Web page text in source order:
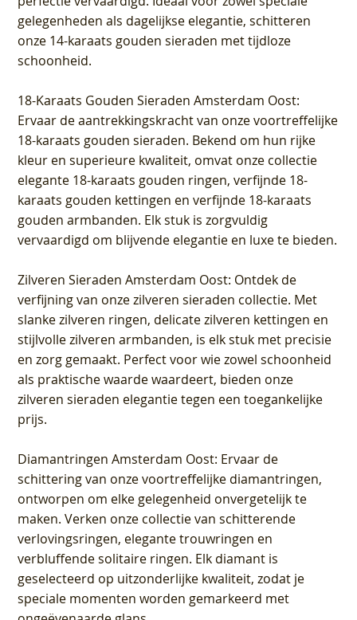
gelegenheden als dagelijkse elegantie, schitteren
onze 14-karaats gouden sieraden met tijdloze
schoonheid.
18-Karaats Gouden Sieraden Amsterdam Oost:
Ervaar de aantrekkingskracht van onze voortreffelijke
18-karaats gouden sieraden. Bekend om hun rijke
kleur en superieure kwaliteit, omvat onze collectie
elegante 18-karaats gouden ringen, verfijnde 18-
karaats gouden kettingen en verfijnde 18-karaats
gouden armbanden. Elk stuk is zorgvuldig
vervaardigd om blijvende elegantie en luxe te bieden.
Zilveren Sieraden Amsterdam Oost: Ontdek de
verfijning van onze zilveren sieraden collectie. Met
slanke zilveren ringen, delicate zilveren kettingen en
stijlvolle zilveren armbanden, is elk stuk met precisie
en zorg gemaakt. Perfect voor wie zowel schoonheid
als praktische waarde waardeert, bieden onze
zilveren sieraden elegantie tegen een toegankelijke
prijs.
Diamantringen Amsterdam Oost: Ervaar de
schittering van onze voortreffelijke diamantringen,
ontworpen om elke gelegenheid onvergetelijk te
maken. Verken onze collectie van schitterende
verlovingsringen, elegante trouwringen en
verbluffende solitaire ringen. Elk diamant is
geselecteerd op uitzonderlijke kwaliteit, zodat je
speciale momenten worden gemarkeerd met